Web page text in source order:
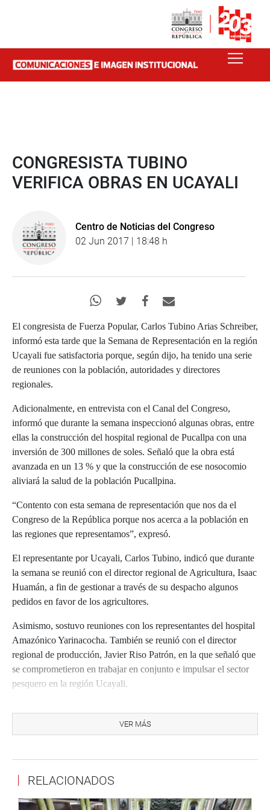
CONGRESISTA TUBINO
VERIFICA OBRAS EN UCAYALI
Centro de Noticias del Congreso
02 Jun 2017 | 18:48 h
El congresista de Fuerza Popular, Carlos Tubino Arias Schreiber,
informó esta tarde que la Semana de Representación en la región
Ucayali fue satisfactoria porque, según dijo, ha tenido una serie
de reuniones con la población, autoridades y directores
regionales.
Adicionalmente, en entrevista con el Canal del Congreso,
informó que durante la semana inspeccionó algunas obras, entre
ellas la construcción del hospital regional de Pucallpa con una
inversión de 300 millones de soles. Señaló que la obra está
avanzada en un 13 % y que la construcción de ese nosocomio
aliviará la salud de la población Pucallpina.
“Contento con esta semana de representación que nos da el
Congreso de la República porque nos acerca a la población en
las regiones que representamos”, expresó.
El representante por Ucayali, Carlos Tubino, indicó que durante
la semana se reunió con el director regional de Agricultura, Isaac
Huamán, a fin de gestionar a través de su despacho algunos
pedidos en favor de los agricultores.
Asimismo, sostuvo reuniones con los representantes del hospital
Amazónico Yarinacocha. También se reunió con el director
regional de producción, Javier Riso Patrón, en la que señaló que
se comprometieron en trabajar en conjunto e impulsar el sector
pesquero en la región Ucayali.
Ángela Villacorta, con quien acordaron gestiones conjuntas a
favor de los profesores ucayalinos.
Respecto a los cuatro integrantes del Ejército fallecidos esta
mañana en la playa Marbella, manifestó su profundo pesar a los
entrenamientos y esto hay que investigarlo hasta las últimas
VER MÁS
RELACIONADOS